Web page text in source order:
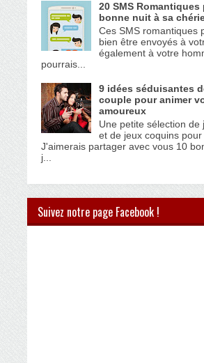
20 SMS Romantiques
bonne nuit à sa
Ces SMS romantiques
bien être envoyés à
également à votre
pourrais...
9 idées séduisantes
couple pour animer
amoureux
Une petite sélection de
et de jeux coquins pour
J'aimerais partager avec vous 10
j...
Suivez notre page Facebook !